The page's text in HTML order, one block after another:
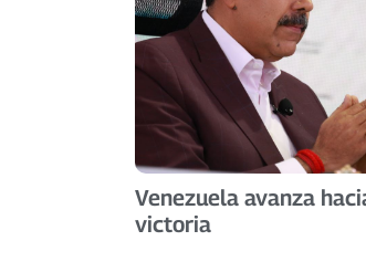
Venezuela avanza
victoria